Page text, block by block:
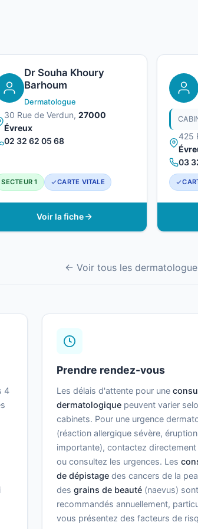
Dr Souha Khoury
Barhoum
Dermatologue
30 Rue de Verdun, 27000
Évreux
02 32 62 05 68
SECTEUR 1 CARTE VITALE
Voir la fiche
425
03
← Voir tous les
4
Prendre rendez-vous
Les délais d'attente pour une
dermatologique peuvent varier
cabinets. Pour une urgence
(réaction allergique sévère,
importante), contactez directement
ou consultez les urgences. Les
de dépistage des cancers de la
desgrains de beauté (naevus) sont
recommandés annuellement,
vous présentez des facteurs de